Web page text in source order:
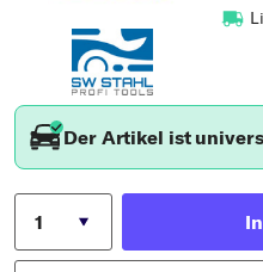
Der Artikel ist